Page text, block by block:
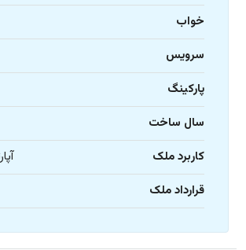
خواب
سرویس
پارکینگ
سال ساخت
کاربرد ملک
قرارداد ملک